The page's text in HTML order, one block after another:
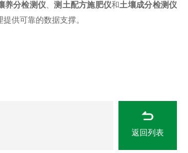
养分检测仪 、测土配方施肥仪和土壤成分检测仪
供可靠的数据支撑。
返回列表